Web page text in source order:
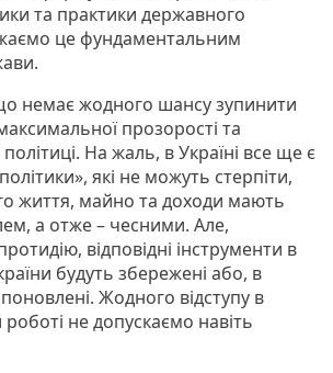
та практики державного
це фундаментальним
немає жодного шансу зупинити
прозорості та
На жаль, в Україні все ще є
які не можуть стерпіти,
життя, майно та доходи мають
а отже – чесними. Але,
відповідні інструменти в
будуть збережені або, в
Жодного відступу в
не допускаємо навіть